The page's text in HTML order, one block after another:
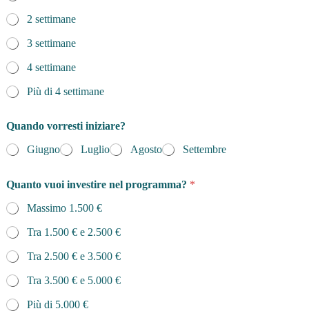
2 settimane
3 settimane
4 settimane
Più di 4 settimane
Quando vorresti iniziare?
Giugno
Luglio Agosto Settembre
Quanto vuoi investire nel programma? *
Massimo 1.500 €
Tra 1.500 € e 2.500 €
Tra 2.500 € e 3.500 €
Tra 3.500 € e 5.000 €
Più di 5.000 €